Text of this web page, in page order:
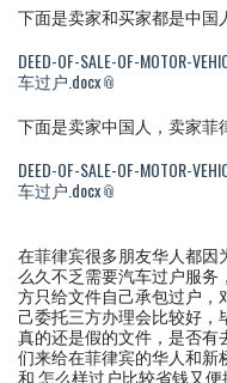
下面是卖家和买家都是中国
DEED-OF-SALE-OF-MOTOR-
车过户.docx
下面是卖家中国人，卖家菲
DEED-OF-SALE-OF-MOTOR-
车过户.docx
在菲律宾很多朋友华人都因
么久不乏需要汽车过户服
方只给文件自己承包过户，
己委托三方办理会比较好，
真的还是假的文件，是否
们来给在菲律宾的华人和
和 怎么样过户比较省钱又